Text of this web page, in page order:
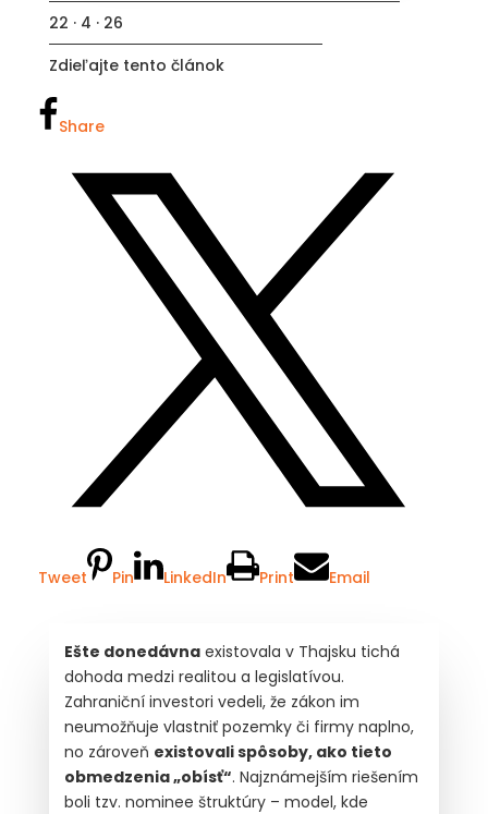
22 · 4 · 26
Zdieľajte tento článok
Share
Tweet Pin LinkedIn Print Email
Ešte donedávna existovala v Thajsku tichá
dohoda medzi realitou a legislatívou.
Zahraniční investori vedeli, že zákon im
neumožňuje vlastniť pozemky či firmy naplno,
no zároveň existovali spôsoby, ako tieto
obmedzenia „obísť“. Najznámejším riešením
boli tzv. nominee štruktúry – model, kde